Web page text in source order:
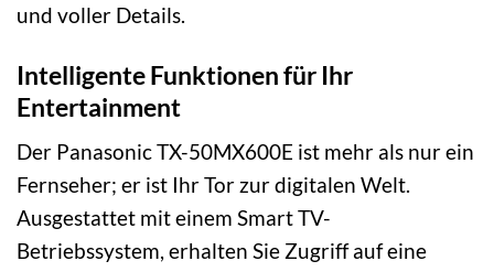
und voller Details.
Intelligente Funktionen für Ihr
Entertainment
Der Panasonic TX-50MX600E ist mehr als nur ein
Fernseher; er ist Ihr Tor zur digitalen Welt.
Ausgestattet mit einem Smart TV-
Betriebssystem, erhalten Sie Zugriff auf eine